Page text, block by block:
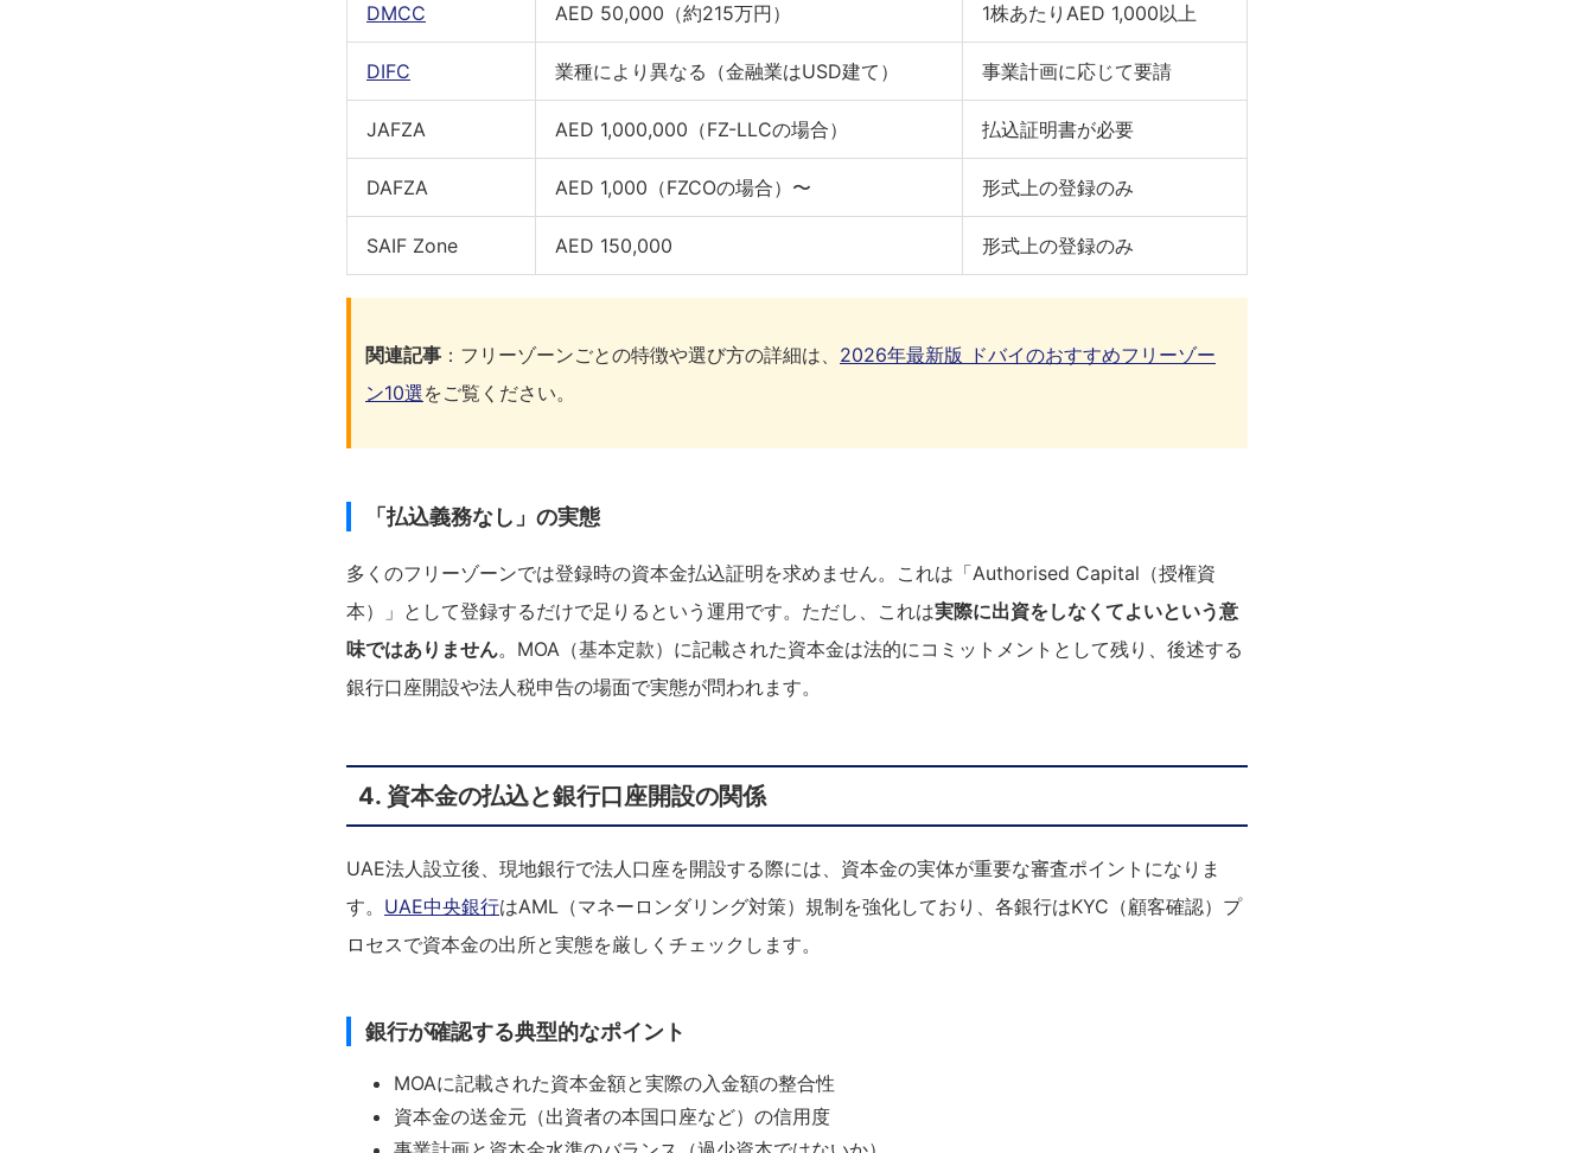
DMCC AED 50,000（約215万円） 1株あたりAED 1,000以上
DIFC 業種により異なる（金融業はUSD建て） 事業計画に応じて要請
JAFZA AED 1,000,000（FZ-LLCの場合） 払込証明書が必要
DAFZA AED 1,000（FZCOの場合）〜 形式上の登録のみ
SAIF Zone AED 150,000 形式上の登録のみ
関連記事 ：フリーゾーンごとの特徴や選び方の詳細は、 2026年最新版 ドバイのおすすめフリーゾー
ン10選をご覧ください。
「払込義務なし」の実態
多くのフリーゾーンでは登録時の資本金払込証明を求めません。これは「Authorised Capital（授権資
本）」として登録するだけで足りるという運用です。ただし、これは実際に出資をしなくてよいという意
味ではありません。MOA（基本定款）に記載された資本金は法的にコミットメントとして残り、後述する
銀行口座開設や法人税申告の場面で実態が問われます。
4. 資本金の払込と銀行口座開設の関係
UAE法人設立後、現地銀行で法人口座を開設する際には、資本金の実体が重要な審査ポイントになりま
す。 UAE中央銀行はAML（マネーロンダリング対策）規制を強化しており、各銀行はKYC（顧客確認）プ
ロセスで資本金の出所と実態を厳しくチェックします。
銀行が確認する典型的なポイント
MOAに記載された資本金額と実際の入金額の整合性
資本金の送金元（出資者の本国口座など）の信用度